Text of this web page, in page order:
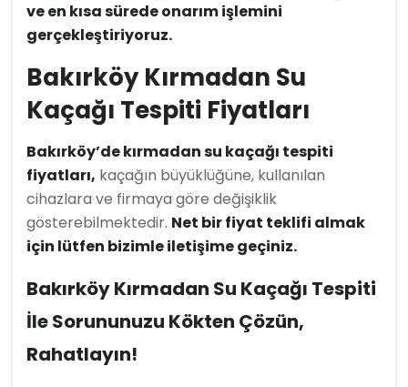
ve en kısa sürede onarım işlemini
gerçekleştiriyoruz.
Bakırköy Kırmadan Su
Kaçağı Tespiti Fiyatları
Bakırköy’de kırmadan su kaçağı tespiti
fiyatları, kaçağın büyüklüğüne, kullanılan
cihazlara ve firmaya göre değişiklik
gösterebilmektedir. Net bir fiyat teklifi almak
için lütfen bizimle iletişime geçiniz.
Bakırköy Kırmadan Su Kaçağı Tespiti
İle Sorununuzu Kökten Çözün,
Rahatlayın!